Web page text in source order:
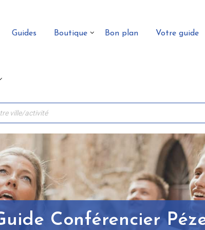
Guides Boutique Bon plan Votre guide
Conférencier